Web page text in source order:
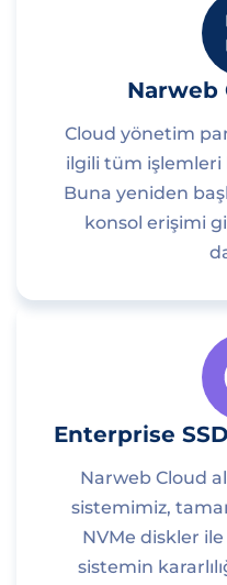
Narweb
Cloud yönetim
ilgili tüm işlemleri
Buna yeniden
konsol erişimi
Enterprise
Narweb Cloud
sistemimiz,
NVMe diskler
sistemin